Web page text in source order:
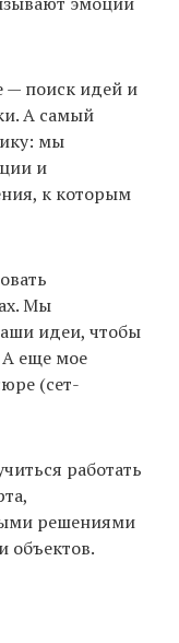
— поиск идей и
А самый
мы
и
к которым
Мы
идеи, чтобы
А еще мое
(сет-
работать
решениями
объектов.